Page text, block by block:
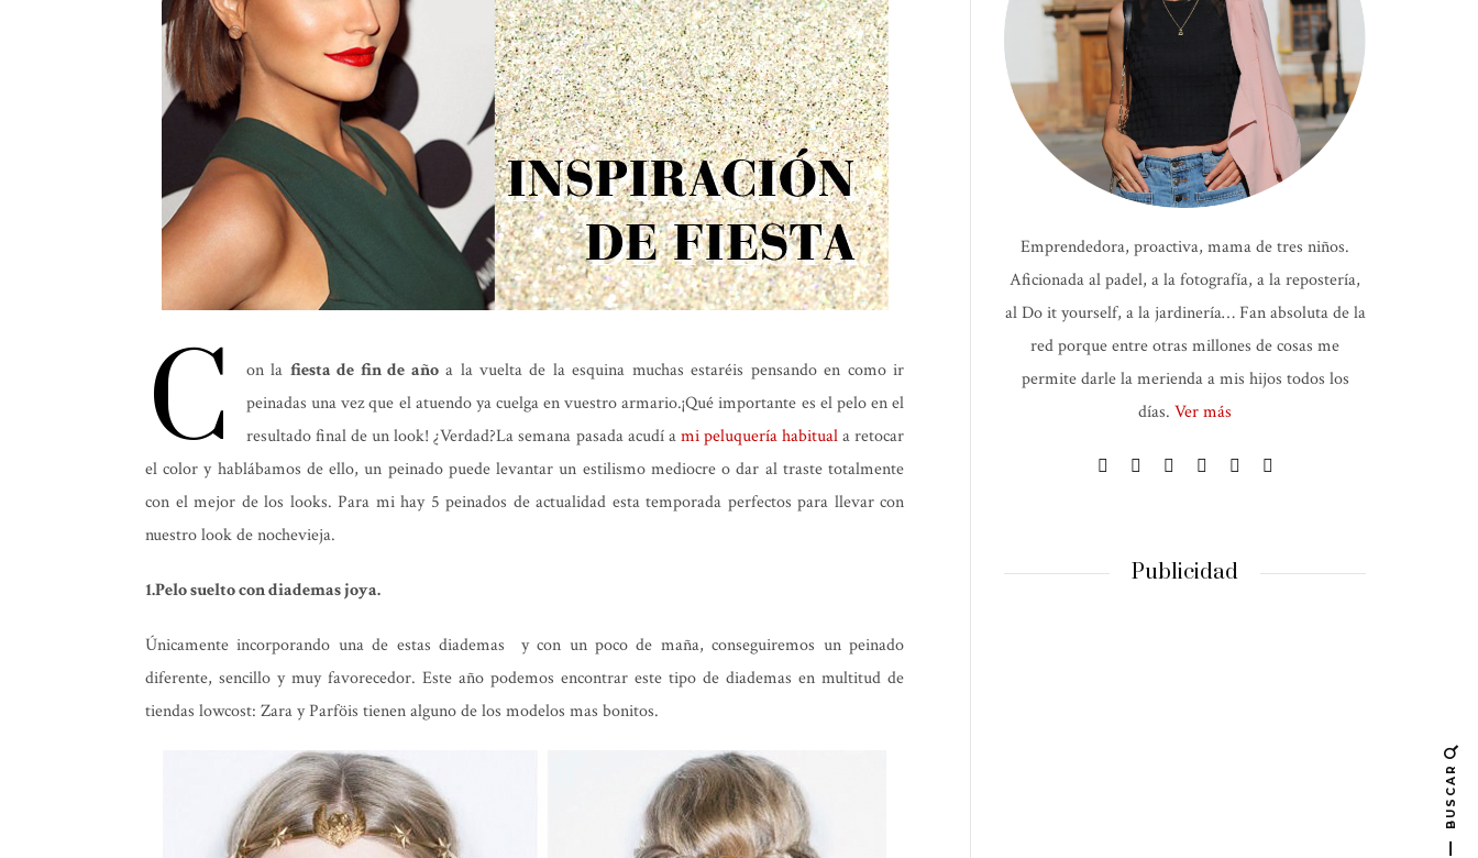
C on la fiesta de fin de añoa la vuelta de la esquina muchas estaréis pensando en como ir
peinadas una vez que el atuendo ya cuelga en vuestro armario.¡Qué importante es el pelo en el
resultado final de un look! ¿Verdad?La semana pasada acudí ami peluquería habituala retocar
el color y hablábamos de ello, un peinado puede levantar un estilismo mediocre o dar al traste totalmente
con el mejor de los looks. Para mi hay 5 peinados de actualidad esta temporada perfectos para llevar con
nuestro look de nochevieja.
1.Pelo suelto con diademas joya.
Únicamente incorporando una de estas diademas y con un poco de maña, conseguiremos un peinado
diferente, sencillo y muy favorecedor. Este año podemos encontrar este tipo de diademas en multitud de
tiendas lowcost: Zara y Parföis tienen alguno de los modelos mas bonitos.
Emprendedora, proactiva, mama de tres niños.
Aficionada al padel, a la fotografía, a la repostería,
al Do it yourself, a la jardinería… Fan absoluta de la
red porque entre otras millones de cosas me
permite darle la merienda a mis hijos todos los
días. Ver más
Publicidad
BUSCAR